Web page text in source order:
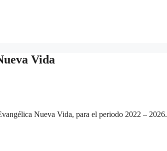
Vida
Nueva Vida, para el periodo 2022 – 2026.